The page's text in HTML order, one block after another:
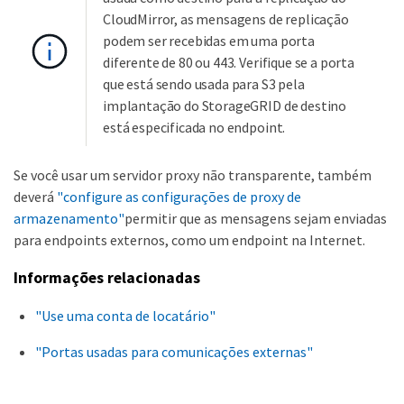
CloudMirror, as mensagens de replicação
podem ser recebidas em uma porta
diferente de 80 ou 443. Verifique se a porta
que está sendo usada para S3 pela
implantação do StorageGRID de destino
está especificada no endpoint.
Se você usar um servidor proxy não transparente, também
deverá "configure as configurações de proxy de
armazenamento"permitir que as mensagens sejam enviadas
para endpoints externos, como um endpoint na Internet.
Informações relacionadas
"Use uma conta de locatário"
"Portas usadas para comunicações externas"